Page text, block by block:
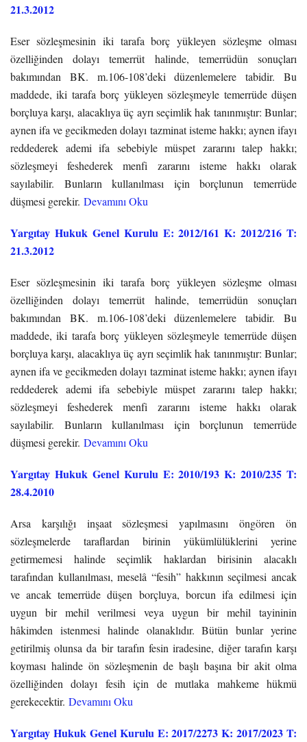
21.3.2012
Eser sözleşmesinin iki tarafa borç yükleyen sözleşme olması
özelliğinden dolayı temerrüt halinde, temerrüdün sonuçları
bakımından BK. m.106-108’deki düzenlemelere tabidir. Bu
maddede, iki tarafa borç yükleyen sözleşmeyle temerrüde düşen
borçluya karşı, alacaklıya üç ayrı seçimlik hak tanınmıştır: Bunlar;
aynen ifa ve gecikmeden dolayı tazminat isteme hakkı; aynen ifayı
reddederek ademi ifa sebebiyle müspet zararını talep hakkı;
sözleşmeyi feshederek menfi zararını isteme hakkı olarak
sayılabilir. Bunların kullanılması için borçlunun temerrüde
düşmesi gerekir. Devamını Oku
Yargıtay Hukuk Genel Kurulu E: 2012/161 K: 2012/216 T:
21.3.2012
Eser sözleşmesinin iki tarafa borç yükleyen sözleşme olması
özelliğinden dolayı temerrüt halinde, temerrüdün sonuçları
bakımından BK. m.106-108’deki düzenlemelere tabidir. Bu
maddede, iki tarafa borç yükleyen sözleşmeyle temerrüde düşen
borçluya karşı, alacaklıya üç ayrı seçimlik hak tanınmıştır: Bunlar;
aynen ifa ve gecikmeden dolayı tazminat isteme hakkı; aynen ifayı
reddederek ademi ifa sebebiyle müspet zararını talep hakkı;
sözleşmeyi feshederek menfi zararını isteme hakkı olarak
sayılabilir. Bunların kullanılması için borçlunun temerrüde
düşmesi gerekir. Devamını Oku
Yargıtay Hukuk Genel Kurulu E: 2010/193 K: 2010/235 T:
28.4.2010
Arsa karşılığı inşaat sözleşmesi yapılmasını öngören ön
sözleşmelerde taraflardan birinin yükümlülüklerini yerine
getirmemesi halinde seçimlik haklardan birisinin alacaklı
tarafından kullanılması, meselâ “fesih” hakkının seçilmesi ancak
ve ancak temerrüde düşen borçluya, borcun ifa edilmesi için
uygun bir mehil verilmesi veya uygun bir mehil tayininin
hâkimden istenmesi halinde olanaklıdır. Bütün bunlar yerine
getirilmiş olunsa da bir tarafın fesin iradesine, diğer tarafın karşı
koyması halinde ön sözleşmenin de başlı başına bir akit olma
özelliğinden dolayı fesih için de mutlaka mahkeme hükmü
gerekecektir. Devamını Oku
Yargıtay Hukuk Genel Kurulu E: 2017/2273 K: 2017/2023 T: